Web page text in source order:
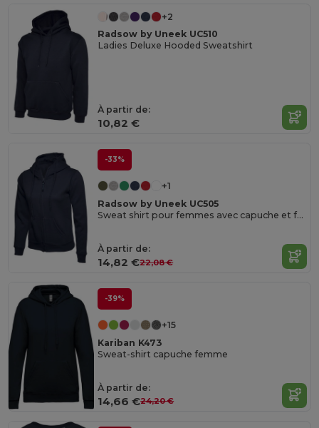
+2
Radsow by Uneek UC510
Ladies Deluxe Hooded Sweatshirt
À partir de:
10,82 €
-33%
+1
Radsow by Uneek UC505
Sweat shirt pour femmes avec capuche et fermeture éclair
À partir de:
14,82 €22,08 €
-39%
+15
Kariban K473
Sweat-shirt capuche femme
À partir de:
14,66 €24,20 €